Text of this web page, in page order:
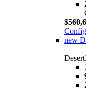
new